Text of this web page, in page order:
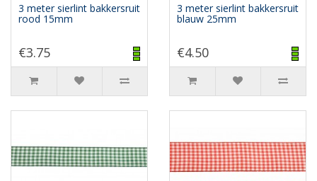
3 meter sierlint bakkersruit
rood 15mm
€3.75
3 meter sierlint bakkersruit
blauw 25mm
€4.50